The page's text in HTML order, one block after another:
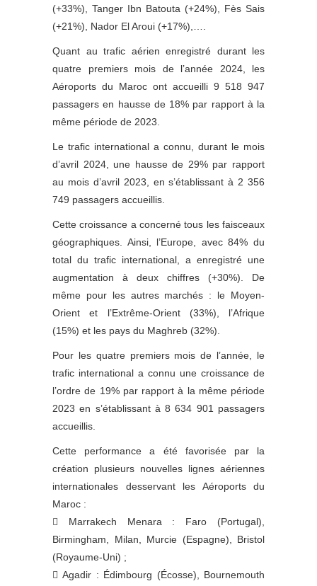
(+33%), Tanger Ibn Batouta (+24%), Fès Sais
(+21%), Nador El Aroui (+17%),….
Quant au trafic aérien enregistré durant les
quatre premiers mois de l’année 2024, les
Aéroports du Maroc ont accueilli 9 518 947
passagers en hausse de 18% par rapport à la
même période de 2023.
Le trafic international a connu, durant le mois
d’avril 2024, une hausse de 29% par rapport
au mois d’avril 2023, en s’établissant à 2 356
749 passagers accueillis.
Cette croissance a concerné tous les faisceaux
géographiques. Ainsi, l’Europe, avec 84% du
total du trafic international, a enregistré une
augmentation à deux chiffres (+30%). De
même pour les autres marchés : le Moyen-
Orient et l’Extrême-Orient (33%), l’Afrique
(15%) et les pays du Maghreb (32%).
Pour les quatre premiers mois de l’année, le
trafic international a connu une croissance de
l’ordre de 19% par rapport à la même période
2023 en s’établissant à 8 634 901 passagers
accueillis.
Cette performance a été favorisée par la
création plusieurs nouvelles lignes aériennes
internationales desservant les Aéroports du
Maroc :
 Marrakech Menara : Faro (Portugal),
Birmingham, Milan, Murcie (Espagne), Bristol
(Royaume-Uni) ;
 Agadir : Édimbourg (Écosse), Bournemouth